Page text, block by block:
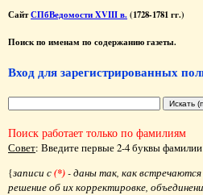
СайтСПбВедомости XVIII в. (1728-1781 гг.)
Поиск по именам по содержанию газеты.
Вход для зарегистрированных
Поиск работает только по фамилиям
Совет: Введите первые 2-4 буквы
{записи с(*)- даны так, как
решение об их корректировке,